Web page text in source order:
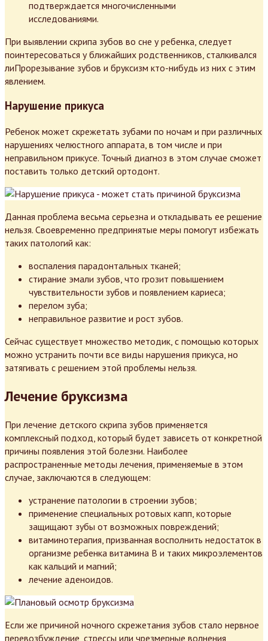
подтверждается многочисленными
исследованиями.
При выявлении скрипа зубов во сне у ребенка, следует
поинтересоваться у ближайших родственников, сталкивался
лиПрорезывание зубов и бруксизм кто-нибудь из них с этим
явлением.
Нарушение прикуса
Ребенок может скрежетать зубами по ночам и при различных
нарушениях челюстного аппарата, в том числе и при
неправильном прикусе. Точный диагноз в этом случае сможет
поставить только детский ортодонт.
Данная проблема весьма серьезна и откладывать ее решение
нельзя. Своевременно предпринятые меры помогут избежать
таких патологий как:
воспаления парадонтальных тканей;
стирание эмали зубов, что грозит повышением
чувствительности зубов и появлением кариеса;
перелом зуба;
неправильное развитие и рост зубов.
Сейчас существует множество методик, с помощью которых
можно устранить почти все виды нарушения прикуса, но
затягивать с решением этой проблемы нельзя.
Лечение бруксизма
При лечение детского скрипа зубов применяется
комплексный подход, который будет зависеть от конкретной
причины появления этой болезни. Наиболее
распространенные методы лечения, применяемые в этом
случае, заключаются в следующем:
устранение патологии в строении зубов;
применение специальных ротовых капп, которые
защищают зубы от возможных повреждений;
витаминотерапия, призванная восполнить недостаток в
организме ребенка витамина B и таких микроэлементов
как кальций и магний;
лечение аденоидов.
Если же причиной ночного скрежетания зубов стало нервное
перевозбуждение, стрессы или чрезмерные волнения,